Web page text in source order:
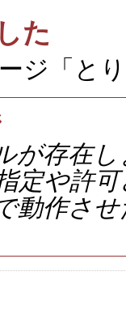
た
ジ「と
が存在
定や許
動作さ